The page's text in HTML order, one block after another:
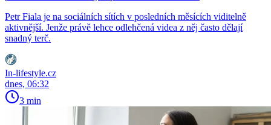
Petr Fiala je na sociálních sítích v posledních měsících viditelně
aktivnější. Jenže právě lehce odlehčená videa z něj často dělají
snadný terč.
In-lifestyle.cz
dnes, 06:32
3 min